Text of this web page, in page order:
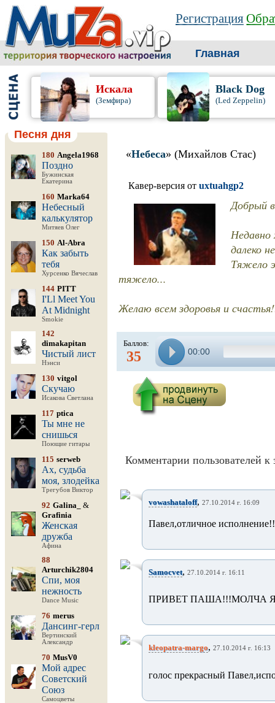
Регистрация
Главная
Искала
(Земфира)
Black Dog
(Led Zeppelin)
Песня дня
180 Angela1968
Поздно
Бужинская
Екатерина
160 Marka64
Небесный
калькулятор
Митяев Олег
150 Al-Abra
Как забыть
тебя
Хурсенко Вячеслав
144 PITT
I'Ll Meet You
At Midnight
Smokie
142
dimakapitan
Чистый лист
Нэнси
130 vitgol
Скучаю
Исакова Светлана
117 ptica
Ты мне не
снишься
Поющие гитары
115 serweb
Ах, судьба
моя, злодейка
Трегубов Виктор
92 Galina_
&
Grafinia
Женская
дружба
Афина
88
Arturchik2804
Спи, моя
нежность
Dance Music
76 merus
Дансинг-герл
Вертинский
Александр
70 MusV0
Мой адрес
Советский
Союз
Самоцветы
«Небеса» (Михайлов Стас)
Кавер-версия от uxtuahgp2
Добрый
Недавно
далеко
Тяжело
тяжело...
Желаю всем здоровья и
Баллов:
35 00:00
Комментарии пользователей к
vowashataloff, 27.10.2014 г. 16:09
Павел,отличное
Samocvet, 27.10.2014 г. 16:11
ПРИВЕТ ПАША!!!МОЛЧА
kleopatra-margo, 27.10.2014 г. 16:13
голос прекрасный